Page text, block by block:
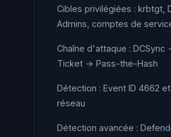
Cibles privilégiées : krbtgt,
Admins, comptes de
Chaîne d'attaque : DCSync
Ticket → Pass-the-Hash
Détection : Event ID 4662
réseau
Détection avancée :